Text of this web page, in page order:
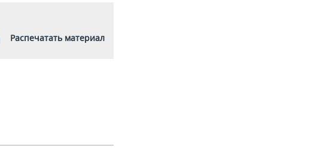
Распечатать материал